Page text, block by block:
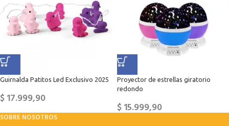
Guirnalda Patitos Led Exclusivo 2025
$17.999,90
Proyector de estrellas giratorio
redondo
$15.999,90
SOBRE NOSOTROS